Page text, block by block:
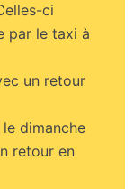
ci
par le taxi à
un retour
dimanche
retour en